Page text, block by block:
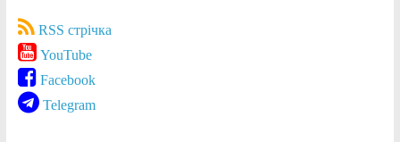
RSS стрічка
YouTube
Facebook
Telegram